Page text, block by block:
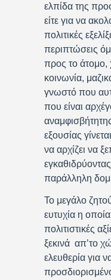
ελπίδα της
είτε για να
πολιτικές
περιπτώσεις
προς το άτομο,
κοινωνία,
γνωστό που
που είναι
εξουσίας
να αρχίζει να
παράλληλη
Το μεγάλο
ευτυχία η
πολιτιστικές
ξεκινά απ’το
ελευθερία για